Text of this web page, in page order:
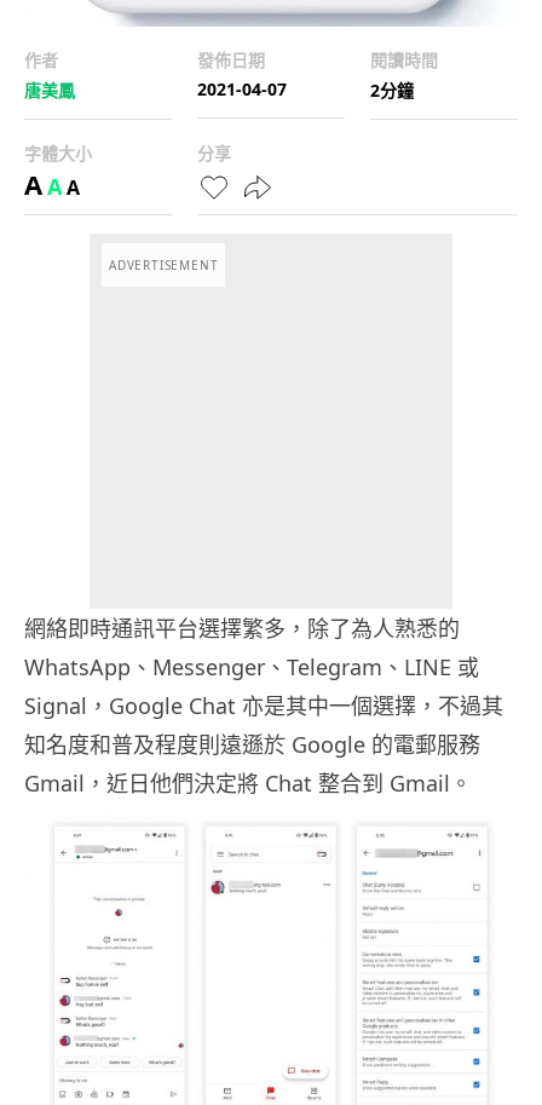
作者
唐美鳳
發佈日期
2021-04-07
閱讀時間
2分鐘
字體大小
AAA
分享
ADVERTISEMENT
網絡即時通訊平台選擇繁多，除了為人熟悉的
WhatsApp、Messenger、Telegram、LINE 或
Signal，Google Chat 亦是其中一個選擇，不過其
知名度和普及程度則遠遜於 Google 的電郵服務
Gmail，近日他們決定將 Chat 整合到 Gmail。